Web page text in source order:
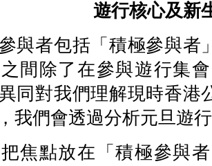
遊行核心及新
與者包括「積極參與者
間除了在參與遊行集
同對我們理解現時香
我們會透過分析元旦遊
焦點放在「積極參與